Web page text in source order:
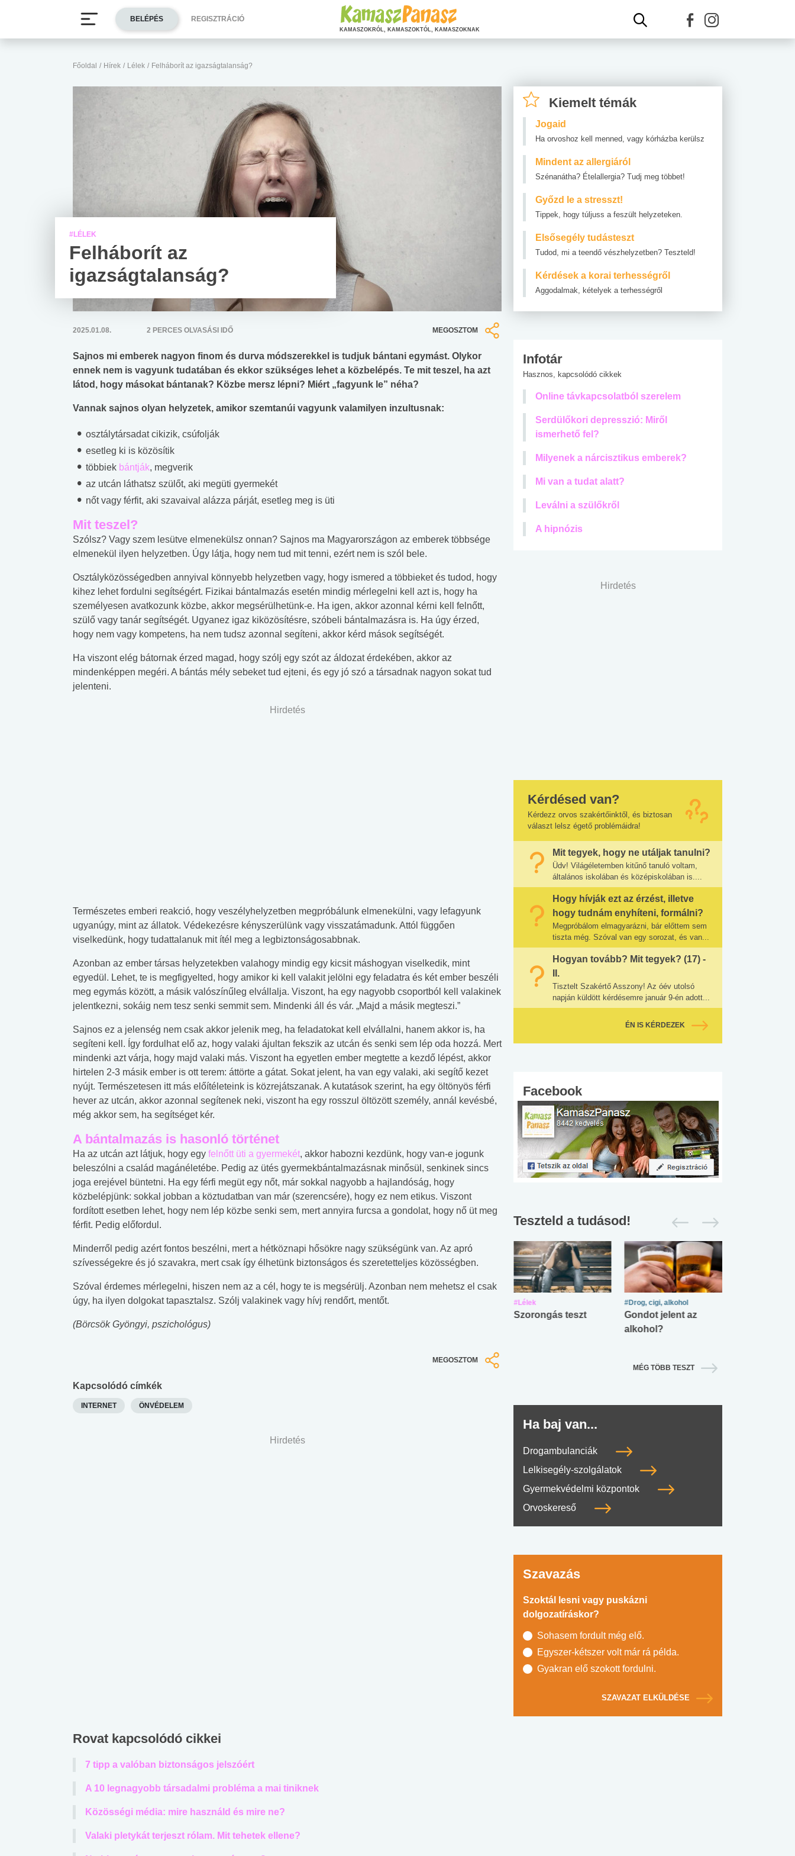
Főoldal / Hírek / Lélek / Felháborít az igazságtalanság?
#LÉLEK
Felháborít az
igazságtalanság?
2025.01.08. 2 PERCES OLVASÁSI IDŐ MEGOSZTOM
Sajnos mi emberek nagyon finom és durva módszerekkel is tudjuk bántani egymást. Olykor
ennek nem is vagyunk tudatában és ekkor szükséges lehet a közbelépés. Te mit teszel, ha azt
látod, hogy másokat bántanak? Közbe mersz lépni? Miért „fagyunk le” néha?
Vannak sajnos olyan helyzetek, amikor szemtanúi vagyunk valamilyen inzultusnak:
osztálytársadat cikizik, csúfolják
esetleg ki is közösítik
többiek bántják, megverik
az utcán láthatsz szülőt, aki megüti gyermekét
nőt vagy férfit, aki szavaival alázza párját, esetleg meg is üti
Mit teszel?
Szólsz? Vagy szem lesütve elmenekülsz onnan? Sajnos ma Magyarországon az emberek többsége
elmenekül ilyen helyzetben. Úgy látja, hogy nem tud mit tenni, ezért nem is szól bele.
Osztályközösségedben annyival könnyebb helyzetben vagy, hogy ismered a többieket és tudod, hogy
kihez lehet fordulni segítségért. Fizikai bántalmazás esetén mindig mérlegelni kell azt is, hogy ha
személyesen avatkozunk közbe, akkor megsérülhetünk-e. Ha igen, akkor azonnal kérni kell felnőtt,
szülő vagy tanár segítségét. Ugyanez igaz kiközösítésre, szóbeli bántalmazásra is. Ha úgy érzed,
hogy nem vagy kompetens, ha nem tudsz azonnal segíteni, akkor kérd mások segítségét.
Ha viszont elég bátornak érzed magad, hogy szólj egy szót az áldozat érdekében, akkor az
mindenképpen megéri. A bántás mély sebeket tud ejteni, és egy jó szó a társadnak nagyon sokat tud
jelenteni.
Hirdetés
Természetes emberi reakció, hogy veszélyhelyzetben megpróbálunk elmenekülni, vagy lefagyunk
ugyanúgy, mint az állatok. Védekezésre kényszerülünk vagy visszatámadunk. Attól függően
viselkedünk, hogy tudattalanuk mit ítél meg a legbiztonságosabbnak.
Azonban az ember társas helyzetekben valahogy mindig egy kicsit máshogyan viselkedik, mint
egyedül. Lehet, te is megfigyelted, hogy amikor ki kell valakit jelölni egy feladatra és két ember beszéli
meg egymás között, a másik valószínűleg elvállalja. Viszont, ha egy nagyobb csoportból kell valakinek
jelentkezni, sokáig nem tesz senki semmit sem. Mindenki áll és vár. „Majd a másik megteszi.”
Sajnos ez a jelenség nem csak akkor jelenik meg, ha feladatokat kell elvállalni, hanem akkor is, ha
segíteni kell. Így fordulhat elő az, hogy valaki ájultan fekszik az utcán és senki sem lép oda hozzá. Mert
mindenki azt várja, hogy majd valaki más. Viszont ha egyetlen ember megtette a kezdő lépést, akkor
hirtelen 2-3 másik ember is ott terem: áttörte a gátat. Sokat jelent, ha van egy valaki, aki segítő kezet
nyújt. Természetesen itt más előítéleteink is közrejátszanak. A kutatások szerint, ha egy öltönyös férfi
hever az utcán, akkor azonnal segítenek neki, viszont ha egy rosszul öltözött személy, annál kevésbé,
még akkor sem, ha segítséget kér.
A bántalmazás is hasonló történet
Ha az utcán azt látjuk, hogy egy felnőtt üti a gyermekét, akkor habozni kezdünk, hogy van-e jogunk
beleszólni a család magánéletébe. Pedig az ütés gyermekbántalmazásnak minősül, senkinek sincs
joga erejével büntetni. Ha egy férfi megüt egy nőt, már sokkal nagyobb a hajlandóság, hogy
közbelépjünk: sokkal jobban a köztudatban van már (szerencsére), hogy ez nem etikus. Viszont
fordított esetben lehet, hogy nem lép közbe senki sem, mert annyira furcsa a gondolat, hogy nő üt meg
férfit. Pedig előfordul.
Minderről pedig azért fontos beszélni, mert a hétköznapi hősökre nagy szükségünk van. Az apró
szívességekre és jó szavakra, mert csak így élhetünk biztonságos és szeretetteljes közösségben.
Szóval érdemes mérlegelni, hiszen nem az a cél, hogy te is megsérülj. Azonban nem mehetsz el csak
úgy, ha ilyen dolgokat tapasztalsz. Szólj valakinek vagy hívj rendőrt, mentőt.
(Börcsök Gyöngyi, pszichológus)
MEGOSZTOM
Kapcsolódó címkék
INTERNET ÖNVÉDELEM
Hirdetés
Rovat kapcsolódó cikkei
7 tipp a valóban biztonságos jelszóért
A 10 legnagyobb társadalmi probléma a mai tiniknek
Közösségi média: mire használd és mire ne?
Valaki pletykát terjeszt rólam. Mit tehetek ellene?
Kiemelt témák
Jogaid
Ha orvoshoz kell menned, vagy kórházba kerülsz
Mindent az allergiáról
Szénanátha? Ételallergia? Tudj meg többet!
Győzd le a stresszt!
Tippek, hogy túljuss a feszült helyzeteken.
Elsősegély tudásteszt
Tudod, mi a teendő vészhelyzetben? Teszteld!
Kérdések a korai terhességről
Aggodalmak, kételyek a terhességről
Infotár
Hasznos, kapcsolódó cikkek
Online távkapcsolatból szerelem
Serdülőkori depresszió: Miről
ismerhető fel?
Milyenek a nárcisztikus emberek?
Mi van a tudat alatt?
Leválni a szülőkről
A hipnózis
Hirdetés
Kérdésed van?
Kérdezz orvos szakértőinktől, és biztosan
választ lelsz égető problémáidra!
Mit tegyek, hogy ne utáljak tanulni?
Üdv! Világéletemben kitűnő tanuló voltam,
általános iskolában és középiskolában is....
Hogy hívják ezt az érzést, illetve
hogy tudnám enyhíteni, formálni?
Megpróbálom elmagyarázni, bár előttem sem
tiszta még. Szóval van egy sorozat, és van...
Hogyan tovább? Mit tegyek? (17) -
II.
Tisztelt Szakértő Asszony! Az óév utolsó
napján küldött kérdésemre január 9-én adott...
ÉN IS KÉRDEZEK
Facebook
Teszteld a tudásod!
#Zöldövezet
lábnyomod?
#Betegségek
tudásteszt
#Suli, munka #Lélek
Szorongás teszt
#Drog, cigi, alkohol
Gondot jelent az
alkohol?
MÉG TÖBB TESZT
Ha baj van...
Drogambulanciák
Lelkisegély-szolgálatok
Gyermekvédelmi központok
Orvoskereső
Szavazás
Szoktál lesni vagy puskázni
dolgozatíráskor?
Sohasem fordult még elő.
Egyszer-kétszer volt már rá példa.
Gyakran elő szokott fordulni.
SZAVAZAT ELKÜLDÉSE
BELÉPÉS REGISZTRÁCIÓ
KAMASZOKRÓL, KAMASZOKTÓL, KAMASZOKNAK